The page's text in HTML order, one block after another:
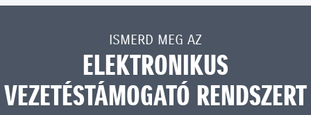
ISMERD MEG AZ
ELEKTRONIKUS
VEZETÉSTÁMOGATÓ RENDSZERT